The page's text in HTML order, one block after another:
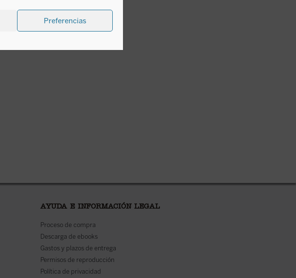
Preferencias
AYUDA E INFORMACIÓN LEGAL
Proceso de compra
Descarga de ebooks
Gastos y plazos de entrega
Permisos de reproducción
Política de privacidad